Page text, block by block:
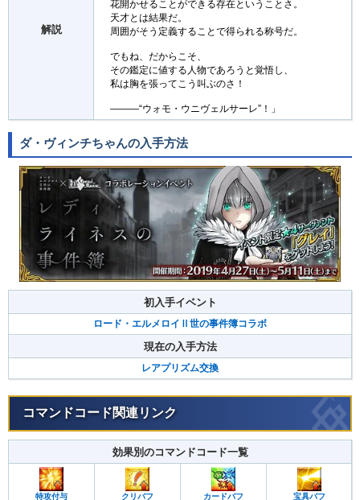
解説
花開かせることができる存在ということさ。
天才とは結果だ。
周囲がそう定義することで得られる称号だ。
でもね、だからこそ、
その鑑定に値する人物であろうと覚悟し、
私は胸を張ってこう叫ぶのさ！
———“ウォモ・ウニヴェルサーレ”！」
ダ・ヴィンチちゃんの入手方法
初入手イベント
ロード・エルメロイⅡ世の事件簿コラボ
現在の入手方法
レアプリズム交換
コマンドコード関連リンク
効果別のコマンドコード一覧
特攻付与 クリバフ カードバフ 宝具バフ